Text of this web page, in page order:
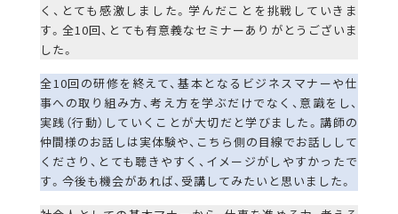
く、とても感激しました。学んだことを挑戦していきま
す。全10回、とても有意義なセミナーありがとうございま
した。
全10回の研修を終えて、基本となるビジネスマナーや仕
事への取り組み方、考え方を学ぶだけでなく、意識をし、
実践（行動）していくことが大切だと学びました。講師の
仲間様のお話しは実体験や、こちら側の目線でお話しして
くださり、とても聴きやすく、イメージがしやすかったで
す。今後も機会があれば、受講してみたいと思いました。